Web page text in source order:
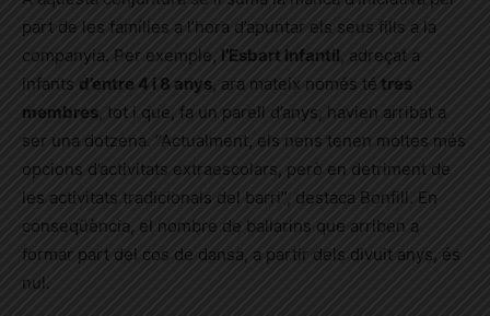
part de les famílies a l’hora d’apuntar els seus fills a la
companyia. Per exemple, l’Esbart Infantil
, adreçat a
infants d’entre 4 i 8 anys, ara mateix només té tres
membres , tot i que, fa un parell d’anys, havien arribat a
ser una dotzena. “Actualment, els nens tenen moltes més
opcions d’activitats extraescolars, però en detriment de
les activitats tradicionals del barri”, destaca Bonfill. En
conseqüència, el nombre de ballarins que arriben a
formar part del cos de dansa, a partir dels divuit anys, és
nul.